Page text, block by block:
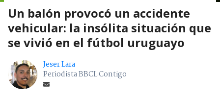
Un balón provocó un accidente
vehicular: la insólita situación que
se vivió en el fútbol uruguayo
Jeser Lara
Periodista BBCL Contigo